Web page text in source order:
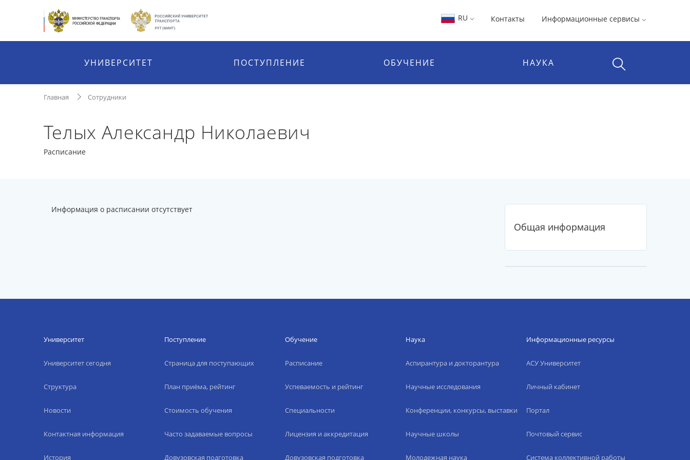
RU Контакты Информационные сервисы
УНИВЕРСИТЕТ ПОСТУПЛЕНИЕ ОБУЧЕНИЕ НАУКА
Главная Сотрудники
Телых Александр Николаевич
Расписание
Информация о расписании отсутствует
Общая информация
Университет
Университет сегодня
Структура
Новости
Контактная информация
История
Поступление
Страница для поступающих
План приёма, рейтинг
Стоимость обучения
Часто задаваемые вопросы
Довузовская подготовка
Обучение
Расписание
Успеваемость и рейтинг
Специальности
Лицензия и аккредитация
Довузовская подготовка
Наука
Аспирантура и докторантура
Научные исследования
Конференции, конкурсы, выставки
Научные школы
Молодежная наука
Информационные ресурсы
АСУ Университет
Личный кабинет
Портал
Почтовый сервис
Система коллективной работы